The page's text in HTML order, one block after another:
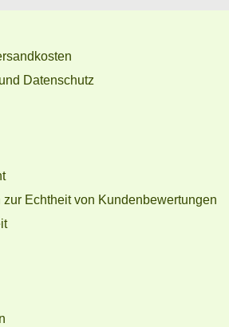
Datenschutz
zur Echtheit von Kundenbewertungen